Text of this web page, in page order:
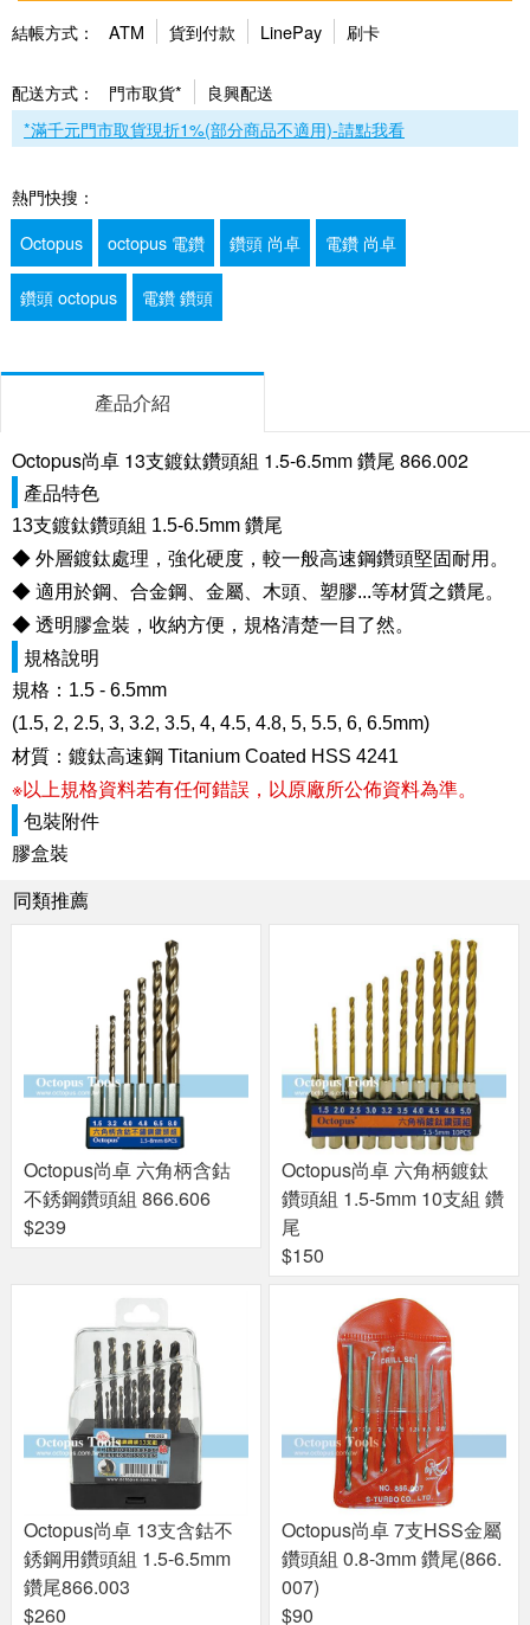
結帳方式： ATM 貨到付款 LinePay 刷卡
配送方式： 門市取貨*
良興配送
*滿千元門市取貨現折1%(部分商品不適用)-請點我看
熱門快搜：
Octopus
octopus 電鑽 鑽頭 尚卓 電鑽 尚卓
鑽頭 octopus 電鑽 鑽頭
產品介紹
Octopus尚卓 13支鍍鈦鑽頭組 1.5-6.5mm 鑽尾 866.002
產品特色
13支鍍鈦鑽頭組 1.5-6.5mm 鑽尾
◆ 外層鍍鈦處理，強化硬度，較一般高速鋼鑽頭堅固耐用。
◆ 適用於鋼、合金鋼、金屬、木頭、塑膠...等材質之鑽尾。
◆ 透明膠盒裝，收納方便，規格清楚一目了然。
規格說明
規格：1.5 - 6.5mm
(1.5, 2, 2.5, 3, 3.2, 3.5, 4, 4.5, 4.8, 5, 5.5, 6, 6.5mm)
材質：鍍鈦高速鋼 Titanium Coated HSS 4241
※以上規格資料若有任何錯誤，以原廠所公佈資料為準。
包裝附件
膠盒裝
同類推薦
Octopus尚卓 六角柄含鈷
不銹鋼鑽頭組 866.606
$239
Octopus尚卓 六角柄鍍鈦
鑽頭組 1.5-5mm 10支組 鑽
尾
$150
Octopus尚卓 13支含鈷不
銹鋼用鑽頭組 1.5-6.5mm
鑽尾866.003
$260
Octopus尚卓 7支HSS金屬
鑽頭組 0.8-3mm 鑽尾(866.
007)
$90